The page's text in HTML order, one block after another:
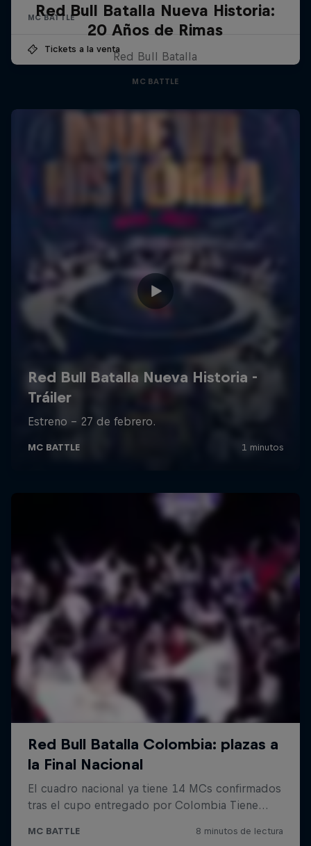
MC BATTLE
Tickets a la venta
Red Bull Batalla Nueva Historia:
20 Años de Rimas
Red Bull Batalla
MC BATTLE